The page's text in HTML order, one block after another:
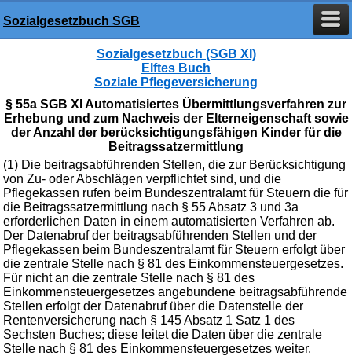
Sozialgesetzbuch SGB
Sozialgesetzbuch (SGB XI)
Elftes Buch
Soziale Pflegeversicherung
§ 55a SGB XI Automatisiertes Übermittlungsverfahren zur
Erhebung und zum Nachweis der Elterneigenschaft sowie
der Anzahl der berücksichtigungsfähigen Kinder für die
Beitragssatzermittlung
(1) Die beitragsabführenden Stellen, die zur Berücksichtigung
von Zu- oder Abschlägen verpflichtet sind, und die
Pflegekassen rufen beim Bundeszentralamt für Steuern die für
die Beitragssatzermittlung nach § 55 Absatz 3 und 3a
erforderlichen Daten in einem automatisierten Verfahren ab.
Der Datenabruf der beitragsabführenden Stellen und der
Pflegekassen beim Bundeszentralamt für Steuern erfolgt über
die zentrale Stelle nach § 81 des Einkommensteuergesetzes.
Für nicht an die zentrale Stelle nach § 81 des
Einkommensteuergesetzes angebundene beitragsabführende
Stellen erfolgt der Datenabruf über die Datenstelle der
Rentenversicherung nach § 145 Absatz 1 Satz 1 des
Sechsten Buches; diese leitet die Daten über die zentrale
Stelle nach § 81 des Einkommensteuergesetzes weiter.